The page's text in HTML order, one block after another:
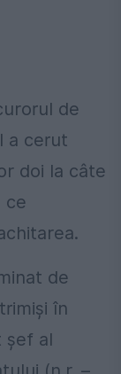
de
a cerut
doi la câte
ce
de
în
şef al